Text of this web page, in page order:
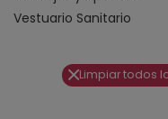
Vestuario Sanitario
Limpiar todos